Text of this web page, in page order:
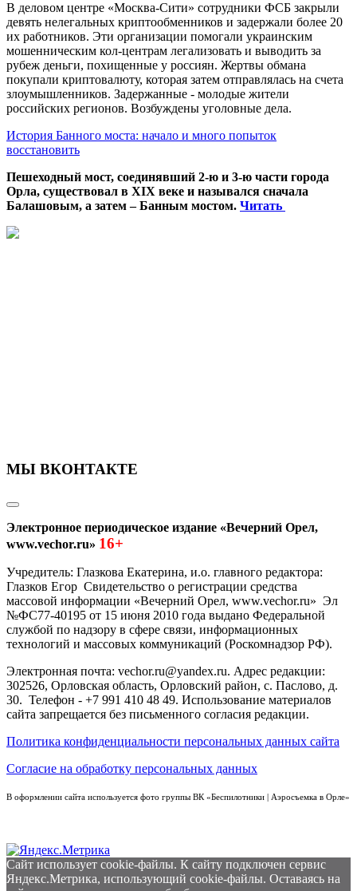
В деловом центре «Москва-Сити» сотрудники ФСБ закрыли
девять нелегальных криптообменников и задержали более 20
их работников. Эти организации помогали украинским
мошенническим кол-центрам легализовать и выводить за
рубеж деньги, похищенные у россиян. Жертвы обмана
покупали криптовалюту, которая затем отправлялась на счета
злоумышленников. Задержанные - молодые жители
российских регионов. Возбуждены уголовные дела.
История Банного моста: начало и много попыток
восстановить
Пешеходный мост, соединявший 2-ю и 3-ю части города
Орла, существовал в XIX веке и назывался сначала
Балашовым, а затем – Банным мостом. Читать
МЫ ВКОНТАКТЕ
Электронное периодическое издание «Вечерний Орел,
www.vechor.ru» 16+
Учредитель: Глазкова Екатерина, и.о. главного редактора:
Глазков Егор Свидетельство о регистрации средства
массовой информации «Вечерний Орел, www.vechor.ru» Эл
№ФС77-40195 от 15 июня 2010 года выдано Федеральной
службой по надзору в сфере связи, информационных
технологий и массовых коммуникаций (Роскомнадзор РФ).
Электронная почта: vechor.ru@yandex.ru. Адрес редакции:
302526, Орловская область, Орловский район, с. Паслово, д.
30. Телефон - +7 991 410 48 49. Использование материалов
сайта запрещается без письменного согласия редакции.
Политика конфиденциальности персональных данных сайта
Согласие на обработку персональных данных
В оформлении сайта используется фото группы ВК «Беспилотники | Аэросъемка в Орле»
Сайт использует cookie-файлы. К cайту подключен сервис
Яндекс.Метрика, использующий cookie-файлы. Оставаясь на